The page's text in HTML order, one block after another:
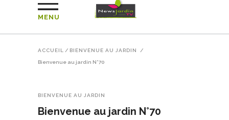
MENU
ACCUEIL / BIENVENUE AU JARDIN /
Bienvenue au jardin N°70
BIENVENUE AU JARDIN
Bienvenue au jardin N°70